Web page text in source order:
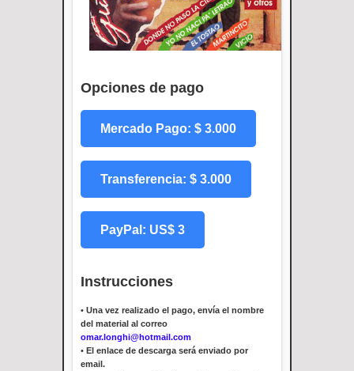
Opciones de pago
Mercado Pago: $ 3.000
Transferencia: $ 3.000
PayPal: US$ 3
Instrucciones
• Una vez realizado el pago, envía el nombre
del material al correo
omar.longhi@hotmail.com
• El enlace de descarga será enviado por
email.